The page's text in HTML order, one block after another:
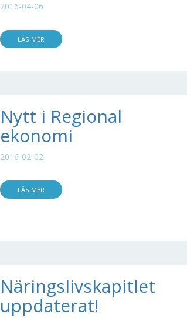
2016-04-06
LÄS MER
Nytt i Regional
ekonomi
2016-02-02
LÄS MER
Näringslivskapitlet
uppdaterat!